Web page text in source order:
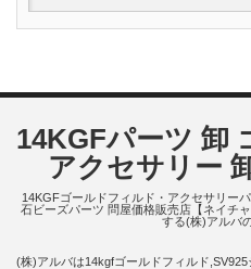
14KGFパーツ 卸
アクセサリー
14KGFゴールドフィルド・アクセサリー
石ビーズパーツ 問屋価格販売店【ネイチ
する(株)アルバ
(株)アルバは14kgfゴールドフィルド